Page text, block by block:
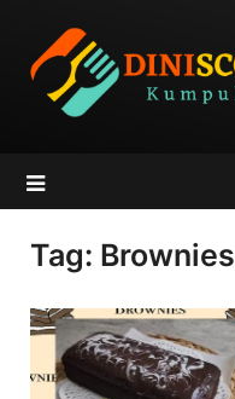
content
Tag: Brownies